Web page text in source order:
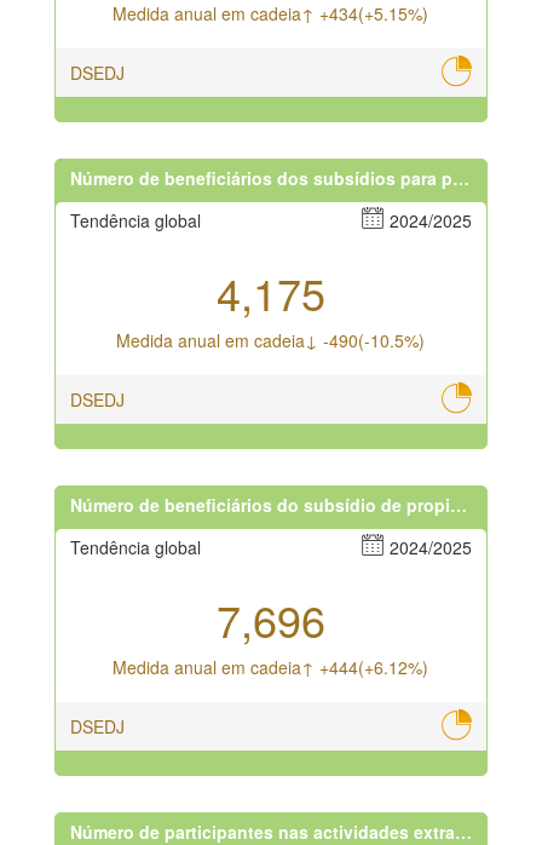
Medida anual em cadeia↑ +434(+5.15%)
DSEDJ
Número de beneficiários dos subsídios para pagamento de propinas, de alimentação e de aquisição de material escolar
Tendência global
2024/2025
4,175
Medida anual em cadeia↓ -490(-10.5%)
DSEDJ
Número de beneficiários do subsídio de propinas
Tendência global
2024/2025
7,696
Medida anual em cadeia↑ +444(+6.12%)
DSEDJ
Número de participantes nas actividades extracurriculares